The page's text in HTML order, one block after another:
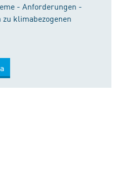
- Anforderungen -
klimabezogenen